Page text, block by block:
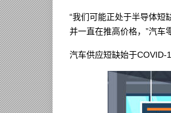
“我们可能正处于半导体短
并一直在推高价格，”汽车
汽车供应短缺始于COVID-